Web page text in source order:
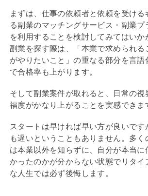
まずは、仕事の依頼者と依頼を受ける
る副業のマッチングサービス・副業プ
を利用することを検討してみてはいか
副業を探す際は、「本業で求められる
がやりたいこと」の重なる部分を言語
で合格率も上がります。
そして副業案件が取れると、日常の視
福度がかなり上がることを実感できま
スタートは早ければ早い方が良いです
も遅いということもありません。多く
は本業以外を知らずに、自分が本当に
かったのかが分からない状態でリタイ
な人生では必ず後悔します。